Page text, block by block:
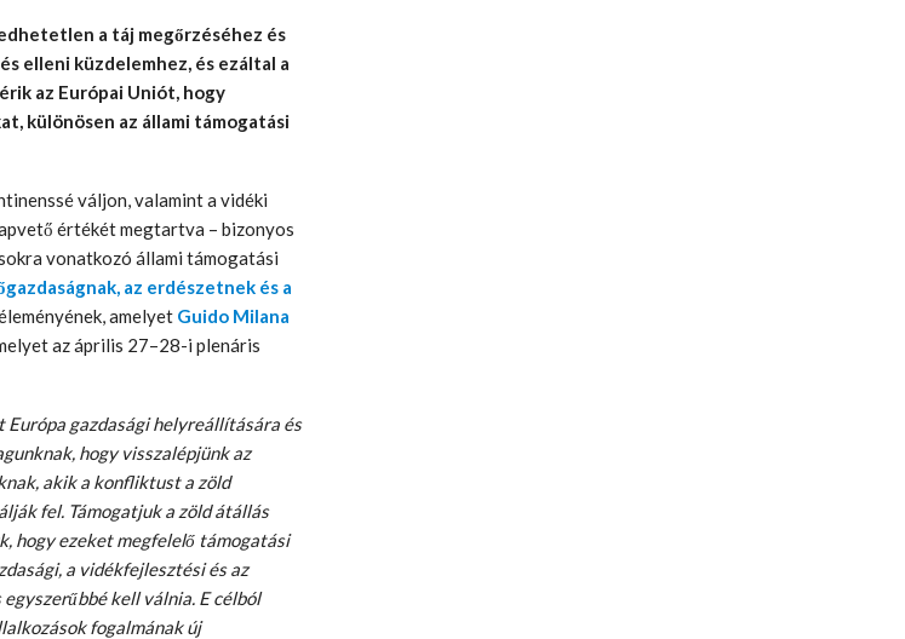
a táj megőrzéséhez és
elleni küzdelemhez, és ezáltal a
az Európai Uniót, hogy
különösen az állami támogatási
váljon, valamint a vidéki
értékét megtartva – bizonyos
vonatkozó állami támogatási
az erdészetnek és a
amelyet Guido Milana
az április 27–28-i plenáris
gazdasági helyreállítására és
hogy visszalépjünk az
akik a konfliktust a zöld
fel. Támogatjuk a zöld átállás
hogy ezeket megfelelő támogatási
a vidékfejlesztési és az
kell válnia. E célból
fogalmának új